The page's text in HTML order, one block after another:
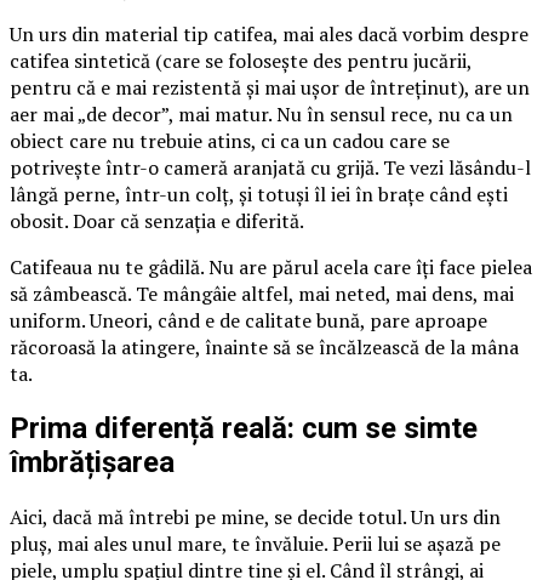
Un urs din material tip catifea, mai ales dacă vorbim despre
catifea sintetică (care se folosește des pentru jucării,
pentru că e mai rezistentă și mai ușor de întreținut), are un
aer mai „de decor”, mai matur. Nu în sensul rece, nu ca un
obiect care nu trebuie atins, ci ca un cadou care se
potrivește într-o cameră aranjată cu grijă. Te vezi lăsându-l
lângă perne, într-un colț, și totuși îl iei în brațe când ești
obosit. Doar că senzația e diferită.
Catifeaua nu te gâdilă. Nu are părul acela care îți face pielea
să zâmbească. Te mângâie altfel, mai neted, mai dens, mai
uniform. Uneori, când e de calitate bună, pare aproape
răcoroasă la atingere, înainte să se încălzească de la mâna
ta.
Prima diferență reală: cum se simte
îmbrățișarea
Aici, dacă mă întrebi pe mine, se decide totul. Un urs din
pluș, mai ales unul mare, te învăluie. Perii lui se așază pe
piele, umplu spațiul dintre tine și el. Când îl strângi, ai